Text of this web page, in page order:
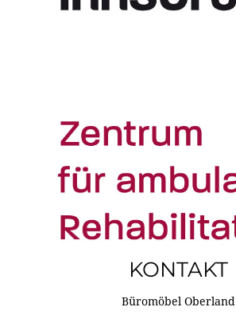
KONTAKT
Büromöbel Oberland